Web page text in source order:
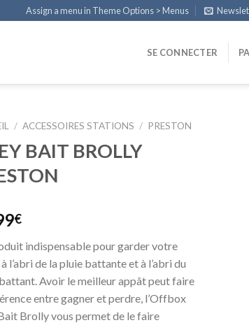
Assign a menu in Theme Options > Menus
SE CONNECTER
/ ACCESSOIRES STATIONS / PRESTON
BAIT BROLLY
€
indispensable pour garder votre
l’abri de la pluie battante et à l’abri du
Avoir le meilleur appât peut faire
entre gagner et perdre, l’Offbox
Brolly vous permet de le faire